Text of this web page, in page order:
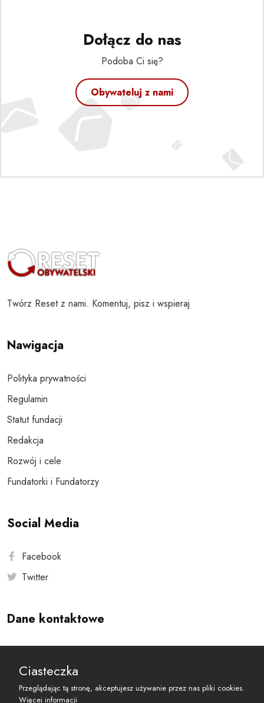
Dołącz do nas
Podoba Ci się?
Obywateluj z nami
Twórz Reset z nami. Komentuj, pisz i wspieraj
Nawigacja
Polityka prywatności
Regulamin
Statut fundacji
Redakcja
Rozwój i cele
Fundatorki i Fundatorzy
Social Media
Facebook
Twitter
Dane kontaktowe
reset@resetobywatelski.pl
Ciasteczka
Przeglądając tą stronę, akceptujesz używanie przez nas pliki cookies.
Więcej informacji